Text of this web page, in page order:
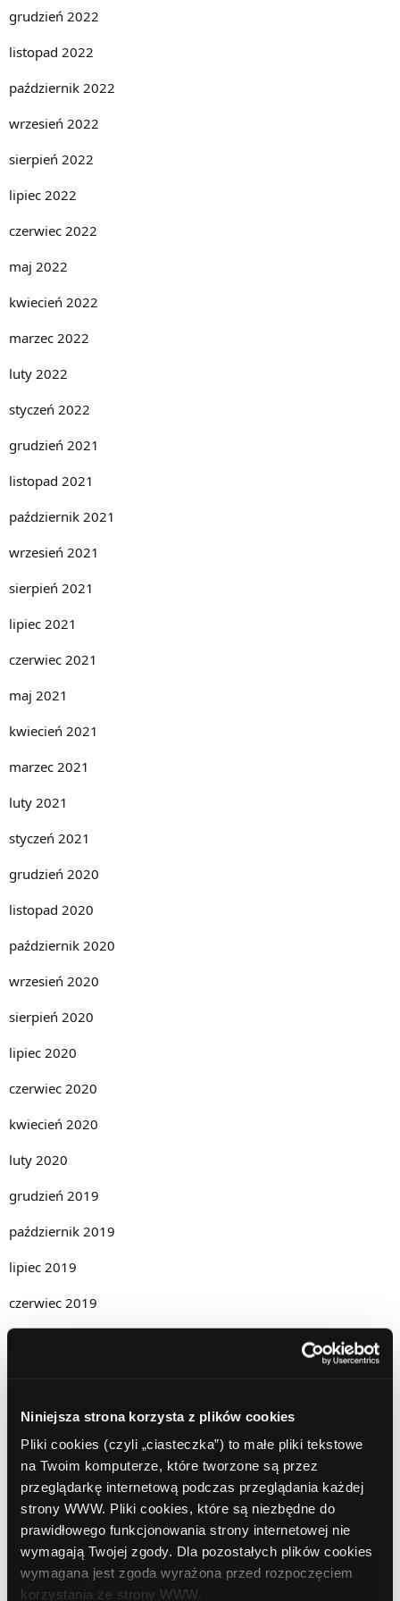
Niniejsza strona korzysta z plików cookies
Pliki cookies (czyli „ciasteczka”) to małe pliki tekstowe
na Twoim komputerze, które tworzone są przez
przeglądarkę internetową podczas przeglądania każdej
strony WWW. Pliki cookies, które są niezbędne do
prawidłowego funkcjonowania strony internetowej nie
wymagają Twojej zgody. Dla pozostałych plików cookies
wymagana jest zgoda wyrażona przed rozpoczęciem
korzystania ze strony WWW.
grudzień 2022
listopad 2022
październik 2022
wrzesień 2022
sierpień 2022
lipiec 2022
czerwiec 2022
maj 2022
kwiecień 2022
marzec 2022
luty 2022
styczeń 2022
grudzień 2021
listopad 2021
październik 2021
wrzesień 2021
sierpień 2021
lipiec 2021
czerwiec 2021
maj 2021
kwiecień 2021
marzec 2021
luty 2021
styczeń 2021
grudzień 2020
listopad 2020
październik 2020
wrzesień 2020
sierpień 2020
lipiec 2020
czerwiec 2020
kwiecień 2020
luty 2020
grudzień 2019
październik 2019
lipiec 2019
czerwiec 2019
grudzień 2018
listopad 2018
październik 2018
wrzesień 2018
sierpień 2018
lipiec 2018